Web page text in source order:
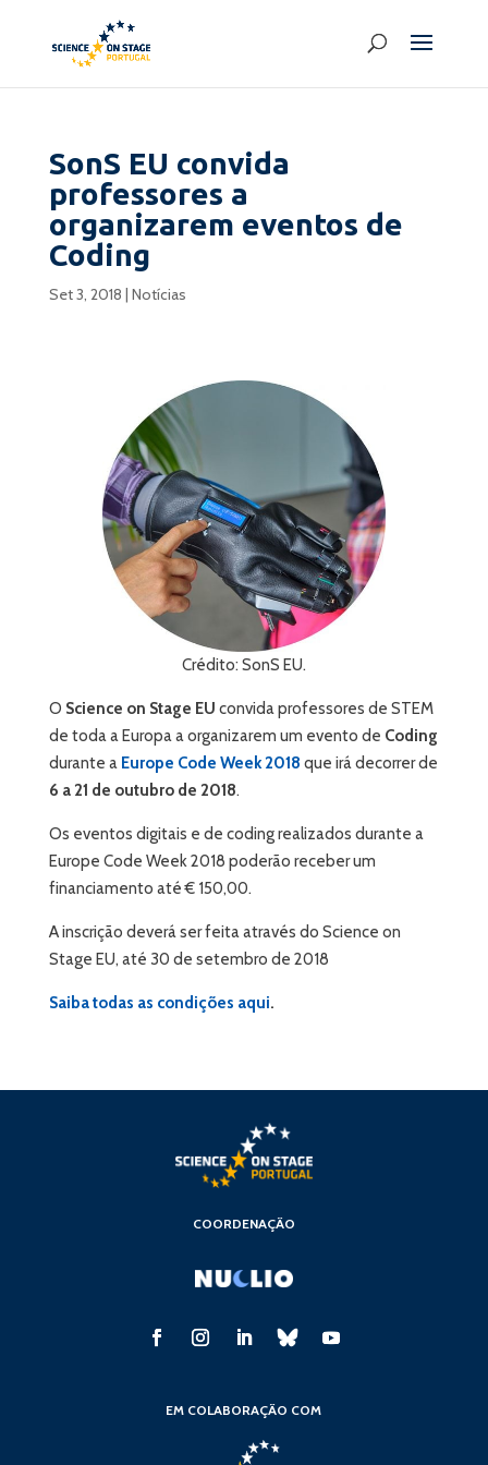
SonS EU convida
professores a
organizarem eventos de
Coding
Set 3, 2018 | Notícias
Crédito: SonS EU.
O Science on Stage EU convida professores de STEM
de toda a Europa a organizarem um evento de Coding
durante a Europe Code Week 2018 que irá decorrer de
6 a 21 de outubro de 2018.
Os eventos digitais e de coding realizados durante a
Europe Code Week 2018 poderão receber um
financiamento até € 150,00.
A inscrição deverá ser feita através do Science on
Stage EU, até 30 de setembro de 2018
Saiba todas as condições aqui.
COORDENAÇÃO
EM COLABORAÇÃO COM